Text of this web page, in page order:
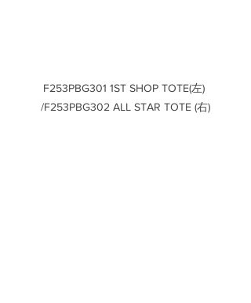
F253PBG301 1ST SHOP TOTE(左)
/F253PBG302 ALL STAR TOTE (右)